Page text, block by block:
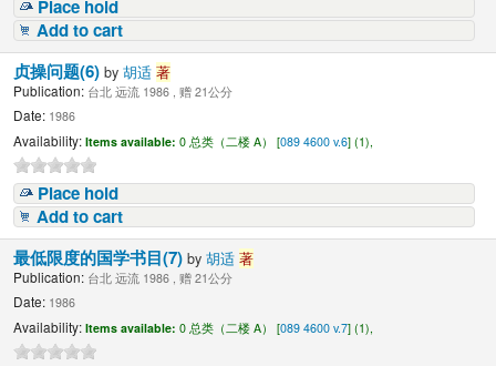
Place hold
Add to cart
贞操问题(6)by胡适著
Publication: 台北 远流 1986 , 赠 21公分
Date: 1986
Availability: Items available: 0 总类（二楼 A） [089 4600 v.6] (1),
Place hold
Add to cart
最低限度的国学书目(7)by胡适著
Publication: 台北 远流 1986 , 赠 21公分
Date: 1986
Availability: Items available: 0 总类（二楼 A） [089 4600 v.7] (1),